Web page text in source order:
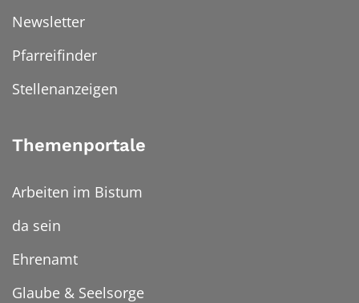
Newsletter
Pfarreifinder
Stellenanzeigen
Themenportale
Arbeiten im Bistum
da sein
Ehrenamt
Glaube & Seelsorge